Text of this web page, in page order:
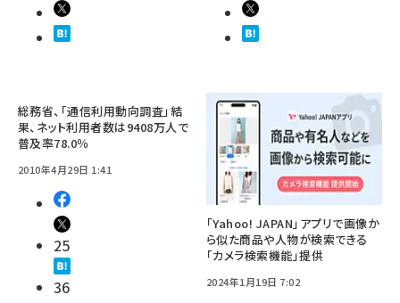
総務省、「通信利用動向調査」結
果、ネット利用者数は9408万人で
普及率78.0％
2010年4月29日 1:41
25
36
「Yahoo! JAPAN」アプリで画像か
ら似た商品や人物が検索できる
「カメラ検索機能」提供
2024年1月19日 7:02